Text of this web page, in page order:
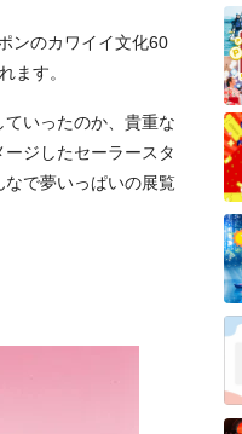
ンのカワイイ文化60
ます。
いったのか、貴重な
ジしたセーラースタ
で夢いっぱいの展覧